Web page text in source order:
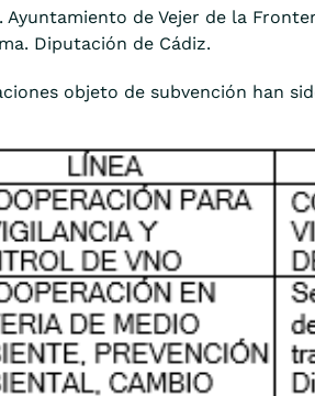
Ayuntamiento de Vejer de la
Diputación de Cádiz.
objeto de subvención han